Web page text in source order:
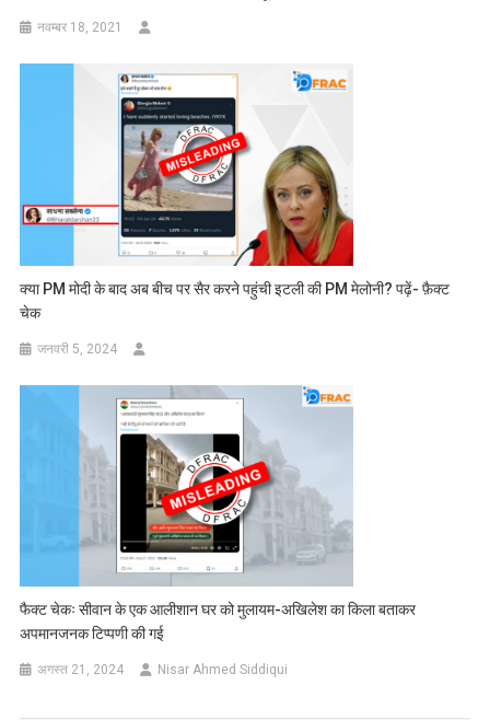
नवम्बर 18, 2021
क्या PM मोदी के बाद अब बीच पर सैर करने पहुंची इटली की PM मेलोनी? पढ़ें- फ़ैक्ट
चेक
जनवरी 5, 2024
फैक्ट चेकः सीवान के एक आलीशान घर को मुलायम-अखिलेश का किला बताकर
अपमानजनक टिप्पणी की गई
अगस्त 21, 2024 Nisar Ahmed Siddiqui